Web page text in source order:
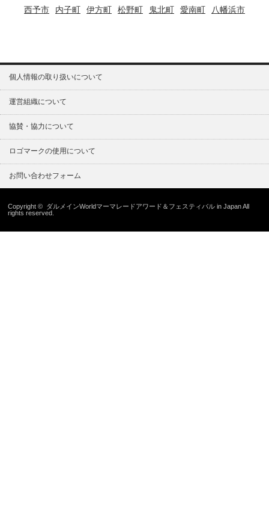
西予市 内子町 伊方町 松野町 鬼北町 愛南町 八幡浜市
個人情報の取り扱いについて
運営組織について
協賛・協力について
ロゴマークの使用について
お問い合わせフォーム
Copyright © ダルメインWorldマーマレードアワード＆フェスティバル in JapanAll
rights reserved.